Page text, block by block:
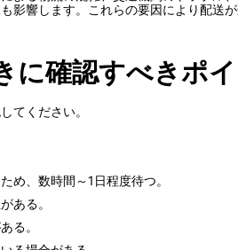
響します。これらの要因により配送
に確認すべきポ
てください。
め、数時間～1日程度待つ。
ある。
る。